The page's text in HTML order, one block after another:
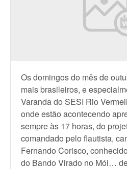
Os domingos do mês de
mais brasileiros, e
Varanda do SESI Rio
onde estão acontecendo
sempre às 17 horas, do
comandado pelo flautista,
Fernando Corisco,
do Bando Virado no Mói…